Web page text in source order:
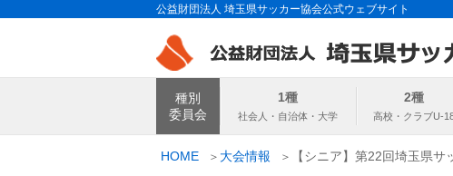
ス
公益財団法人 埼玉県サッカー協会公式ウェブサイト
埼玉県サッカー協会
種別
委員会
1種 2種
HOME 大会情報 【シニア】第22回埼玉県